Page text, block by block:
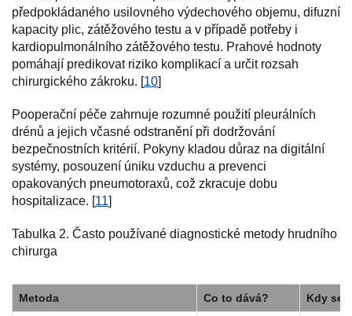
předpokládaného usilovného výdechového objemu, difuzní
kapacity plic, zátěžového testu a v případě potřeby i
kardiopulmonálního zátěžového testu. Prahové hodnoty
pomáhají predikovat riziko komplikací a určit rozsah
chirurgického zákroku. [10]
Pooperační péče zahrnuje rozumné použití pleurálních
drénů a jejich včasné odstranění při dodržování
bezpečnostních kritérií. Pokyny kladou důraz na digitální
systémy, posouzení úniku vzduchu a prevenci
opakovaných pneumotoraxů, což zkracuje dobu
hospitalizace. [11]
Tabulka 2. Často používané diagnostické metody hrudního
chirurga
Metoda Co to dává? Kdy se